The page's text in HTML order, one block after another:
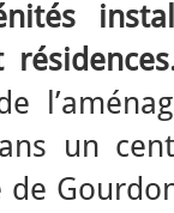
résidences
un